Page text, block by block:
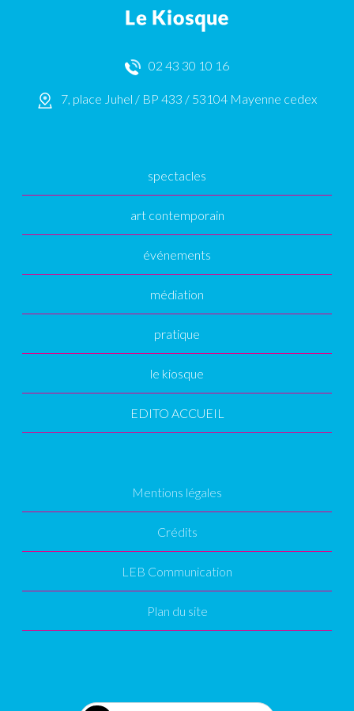
02 43 30 10 16
7, place Juhel / BP 433 / 53104 Mayenne cedex
spectacles
art contemporain
événements
médiation
pratique
le kiosque
EDITO ACCUEIL
Mentions légales
Crédits
LEB Communication
Plan du site